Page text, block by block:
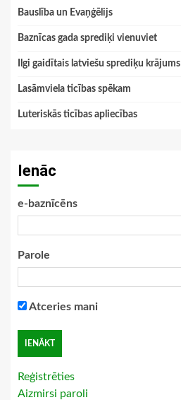
Bauslība un Evaņģēlijs
Baznīcas gada sprediķi vienuviet
Ilgi gaidītais latviešu sprediķu krājums
Lasāmviela ticības spēkam
Luteriskās ticības apliecības
Ienāc
e-baznīcēns
Parole
Atceries mani
Reģistrēties
Aizmirsi paroli